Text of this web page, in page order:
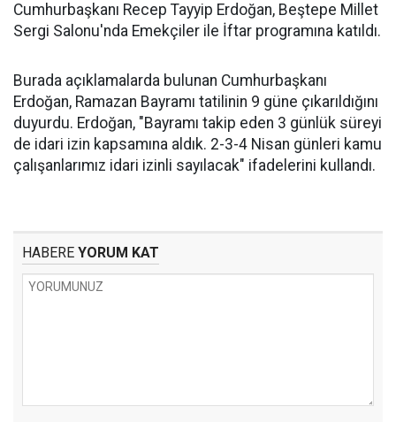
Cumhurbaşkanı Recep Tayyip Erdoğan, Beştepe Millet
Sergi Salonu'nda Emekçiler ile İftar programına katıldı.
Burada açıklamalarda bulunan Cumhurbaşkanı
Erdoğan, Ramazan Bayramı tatilinin 9 güne çıkarıldığını
duyurdu. Erdoğan, "Bayramı takip eden 3 günlük süreyi
de idari izin kapsamına aldık. 2-3-4 Nisan günleri kamu
çalışanlarımız idari izinli sayılacak" ifadelerini kullandı.
HABERE YORUM KAT